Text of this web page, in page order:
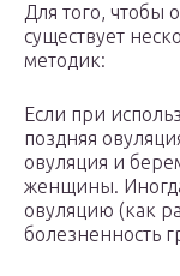
Для того, чтобы
существует
методик:
Если при
поздняя
овуляция и
женщины.
овуляцию (как
болезненность